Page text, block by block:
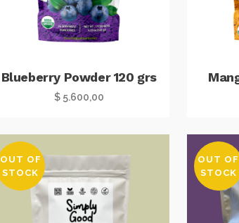
Blueberry Powder 120 grs
$5.600,00
OUT OF
STOCK
OUT OF
STOCK